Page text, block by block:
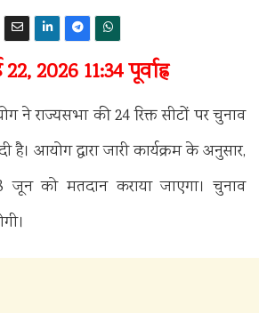
2026 11:34 पूर्वाह्न
ने राज्यसभा की 24 रिक्त सीटों पर चुनाव
आयोग द्वारा जारी कार्यक्रम के अनुसार,
को मतदान कराया जाएगा। चुनाव